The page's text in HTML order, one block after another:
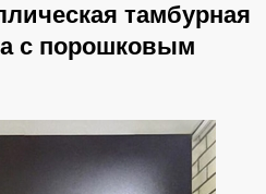
тамбурная
с порошковым